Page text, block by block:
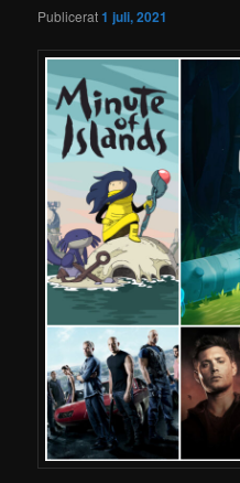
Publicerat1 juli, 2021